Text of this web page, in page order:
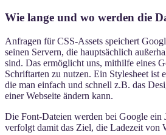
Wie lange und wo werden die
Anfragen für CSS-Assets speichert
seinen Servern, die hauptsächlich
sind. Das ermöglicht uns, mithilfe eines
Schriftarten zu nutzen. Ein Stylesheet ist
die man einfach und schnell z.B. das
einer Webseite ändern kann.
Die Font-Dateien werden bei Google ein
verfolgt damit das Ziel, die Ladezeit von